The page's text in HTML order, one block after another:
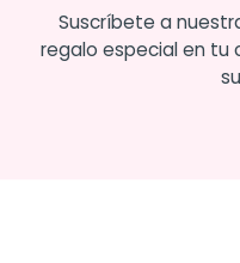
Suscríbete a
regalo especial en tu